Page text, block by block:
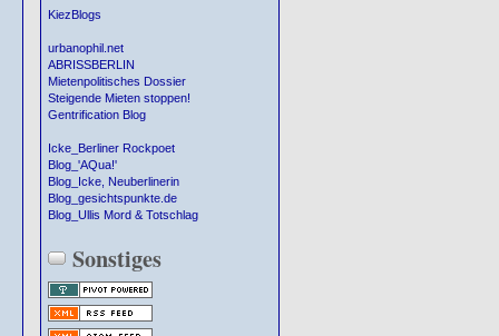
KiezBlogs
urbanophil.net
ABRISSBERLIN
Mietenpolitisches Dossier
Steigende Mieten stoppen!
Gentrification Blog
Icke_Berliner Rockpoet
Blog_'AQua!'
Blog_Icke, Neuberlinerin
Blog_gesichtspunkte.de
Blog_Ullis Mord & Totschlag
Sonstiges